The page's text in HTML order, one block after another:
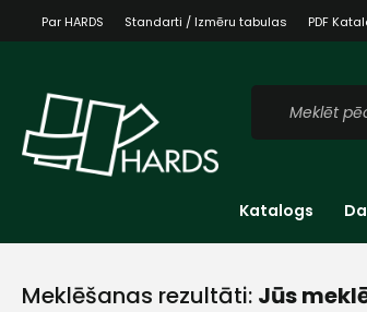
Par HARDS Standarti / Izmēru tabulas PDF
Katalogs
Meklēšanas rezultāti: Jūs